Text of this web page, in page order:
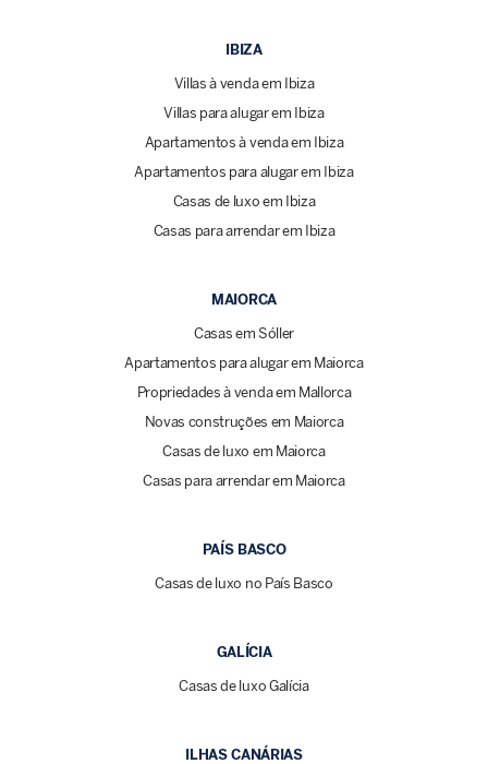
IBIZA
Villas à venda em Ibiza
Villas para alugar em Ibiza
Apartamentos à venda em Ibiza
Apartamentos para alugar em Ibiza
Casas de luxo em Ibiza
Casas para arrendar em Ibiza
MAIORCA
Casas em Sóller
Apartamentos para alugar em Maiorca
Propriedades à venda em Mallorca
Novas construções em Maiorca
Casas de luxo em Maiorca
Casas para arrendar em Maiorca
PAÍS BASCO
Casas de luxo no País Basco
GALÍCIA
Casas de luxo Galícia
ILHAS CANÁRIAS